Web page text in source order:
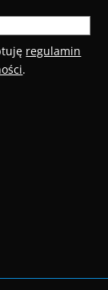
regulamin
.